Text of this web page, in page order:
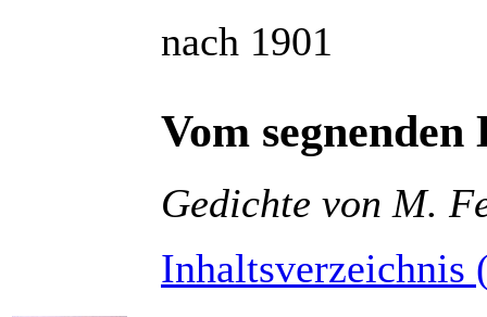
nach 1901
Vom
Gedichte von M.
Inhaltsverzeichnis